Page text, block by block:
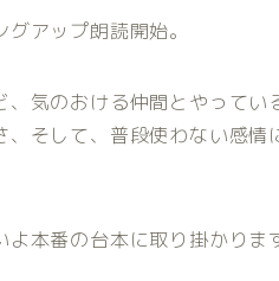
アップ朗読開始。
、気のおける仲間とやって
、そして、普段使わない感
本番の台本に取り掛かりま